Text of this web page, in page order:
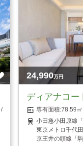
24,990万円
ディアナコー
78.59
小田急小田原線
東京メトロ千代
京王井の頭線「